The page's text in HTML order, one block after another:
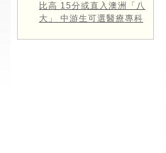
比高 15分或直入澳洲「八
大」 中游生可選醫療專科